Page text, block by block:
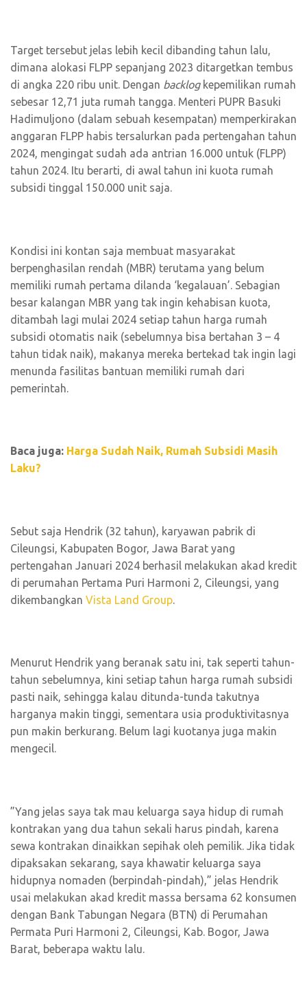
Target tersebut jelas lebih kecil dibanding tahun lalu,
dimana alokasi FLPP sepanjang 2023 ditargetkan tembus
di angka 220 ribu unit. Dengan backlogkepemilikan rumah
sebesar 12,71 juta rumah tangga. Menteri PUPR Basuki
Hadimuljono (dalam sebuah kesempatan) memperkirakan
anggaran FLPP habis tersalurkan pada pertengahan tahun
2024, mengingat sudah ada antrian 16.000 untuk (FLPP)
tahun 2024. Itu berarti, di awal tahun ini kuota rumah
subsidi tinggal 150.000 unit saja.
Kondisi ini kontan saja membuat masyarakat
berpenghasilan rendah (MBR) terutama yang belum
memiliki rumah pertama dilanda ‘kegalauan’. Sebagian
besar kalangan MBR yang tak ingin kehabisan kuota,
ditambah lagi mulai 2024 setiap tahun harga rumah
subsidi otomatis naik (sebelumnya bisa bertahan 3 – 4
tahun tidak naik), makanya mereka bertekad tak ingin lagi
menunda fasilitas bantuan memiliki rumah dari
pemerintah.
Baca juga: Harga Sudah Naik, Rumah Subsidi Masih
Laku?
Sebut saja Hendrik (32 tahun), karyawan pabrik di
Cileungsi, Kabupaten Bogor, Jawa Barat yang
pertengahan Januari 2024 berhasil melakukan akad kredit
di perumahan Pertama Puri Harmoni 2, Cileungsi, yang
dikembangkan Vista Land Group.
Menurut Hendrik yang beranak satu ini, tak seperti tahun-
tahun sebelumnya, kini setiap tahun harga rumah subsidi
pasti naik, sehingga kalau ditunda-tunda takutnya
harganya makin tinggi, sementara usia produktivitasnya
pun makin berkurang. Belum lagi kuotanya juga makin
mengecil.
”Yang jelas saya tak mau keluarga saya hidup di rumah
kontrakan yang dua tahun sekali harus pindah, karena
sewa kontrakan dinaikkan sepihak oleh pemilik. Jika tidak
dipaksakan sekarang, saya khawatir keluarga saya
hidupnya nomaden (berpindah-pindah),” jelas Hendrik
usai melakukan akad kredit massa bersama 62 konsumen
dengan Bank Tabungan Negara (BTN) di Perumahan
Permata Puri Harmoni 2, Cileungsi, Kab. Bogor, Jawa
Barat, beberapa waktu lalu.